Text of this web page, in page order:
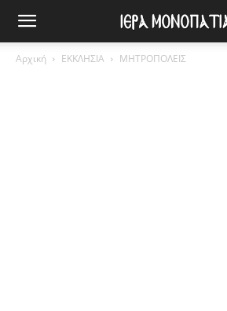
Αρχική ΕΚΚΛΗΣΙΑ ΜΗΤΡΟΠΟΛΕΙΣ